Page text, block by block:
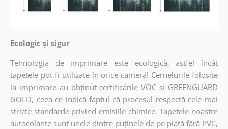
Ecologic și sigur
Tehnologia de imprimare este ecologică, astfel încât
tapetele pot fi utilizate în orice cameră! Cernelurile folosite
la imprimare au obținut certificările VOC și GREENGUARD
GOLD, ceea ce indică faptul că procesul respectă cele mai
stricte standarde privind emisiile chimice. Tapetele noastre
autocolante sunt unele dintre puținele de pe piață fără PVC,